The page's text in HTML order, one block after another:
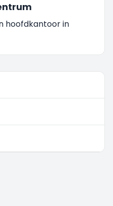
hoofdkantoor in